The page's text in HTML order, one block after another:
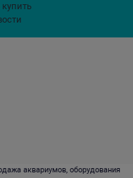
купить
аквариумов, оборудования